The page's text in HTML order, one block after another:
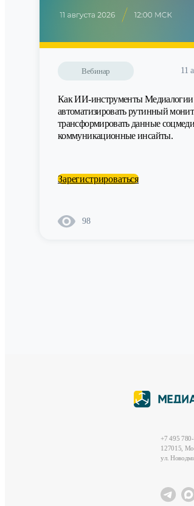
Вебинар 11
Как ИИ-инструменты
автоматизировать рутинный
трансформировать данные
коммуникационные инсайты.
Зарегистрироваться
98
+7 495
127015,
ул.